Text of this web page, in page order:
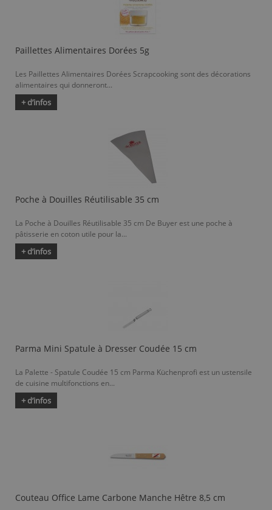
Paillettes Alimentaires Dorées 5g
Les Paillettes Alimentaires Dorées Scrapcooking sont des décorations
alimentaires qui donneront...
+ d’infos
Poche à Douilles Réutilisable 35 cm
La Poche à Douilles Réutilisable 35 cm De Buyer est une poche à
pâtisserie en coton utile pour la...
+ d’infos
Parma Mini Spatule à Dresser Coudée 15 cm
La Palette - Spatule Coudée 15 cm Parma Küchenprofi est un ustensile
de cuisine multifonctions en...
+ d’infos
Couteau Office Lame Carbone Manche Hêtre 8,5 cm